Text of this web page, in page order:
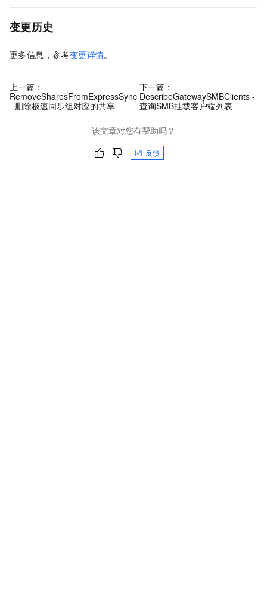
变更历史
更多信息，参考变更详情。
上一篇：
RemoveSharesFromExpressSync
- 删除极速同步组对应的共享
下一篇：
DescribeGatewaySMBClients -
查询SMB挂载客户端列表
该文章对您有帮助吗？
反馈